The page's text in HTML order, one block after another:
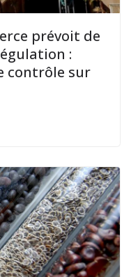
prévoit de
:
contrôle sur